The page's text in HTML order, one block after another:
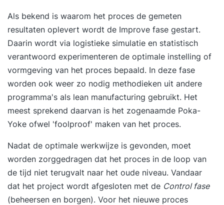
Als bekend is waarom het proces de gemeten
resultaten oplevert wordt de Improve fase gestart.
Daarin wordt via logistieke simulatie en statistisch
verantwoord experimenteren de optimale instelling of
vormgeving van het proces bepaald. In deze fase
worden ook weer zo nodig methodieken uit andere
programma's als lean manufacturing gebruikt. Het
meest sprekend daarvan is het zogenaamde Poka-
Yoke ofwel 'foolproof' maken van het proces.
Nadat de optimale werkwijze is gevonden, moet
worden zorggedragen dat het proces in de loop van
de tijd niet terugvalt naar het oude niveau. Vandaar
dat het project wordt afgesloten met de Control fase
(beheersen en borgen). Voor het nieuwe proces